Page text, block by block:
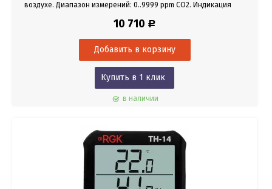
воздухе. Диапазон измерений: 0..9999 ppm СО2. Индикация
10 710 Р
Купить в 1 клик
в наличии